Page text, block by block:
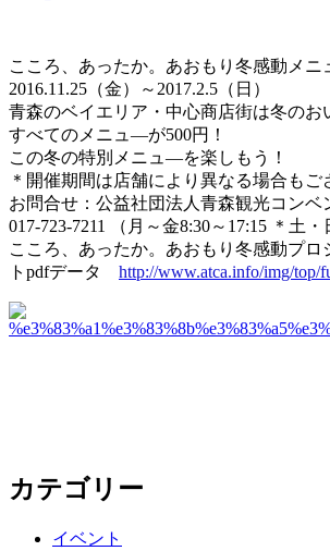
こころ、あったか。あおもり冬感動メ
2016.11.25（金）～2017.2.5（日）
青森のベイエリア・中心商店街は冬のお
すべてのメニュ―が500円！
この冬の特別メニュ―を楽しもう！
＊開催期間は店舗により異なる場合もご
お問合せ：公益社団法人青森観光コン
017-723-7211 （月～金8:30～17:15 ＊土・
こころ、あったか。あおもり冬感動プロ
トpdfデータ http://www.atca.info/img/top/
カテゴリー
イベント